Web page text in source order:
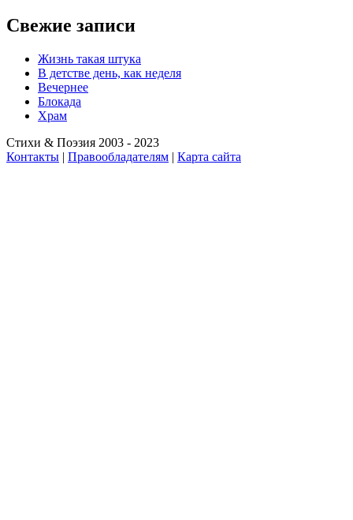
Свежие записи
Жизнь такая штука
В детстве день, как неделя
Вечернее
Блокада
Храм
Стихи & Поэзия 2003 - 2023
Контакты | Правообладателям | Карта сайта